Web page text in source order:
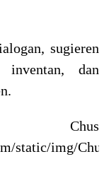
sugieren
inventan, dan
static/img/